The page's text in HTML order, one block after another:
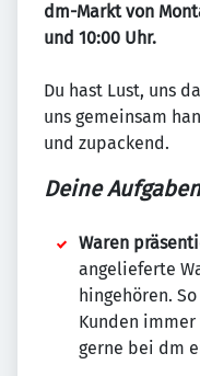
dm-Markt von
und 10:00 Uhr.
Du hast Lust, uns
uns gemeinsam
und zupackend.
Deine Aufgaben
Waren
angelieferte
hingehören.
Kunden immer
gerne bei dm